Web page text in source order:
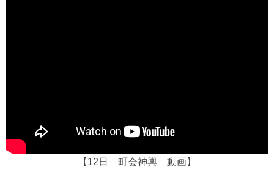
【12日 町会神輿 動画】